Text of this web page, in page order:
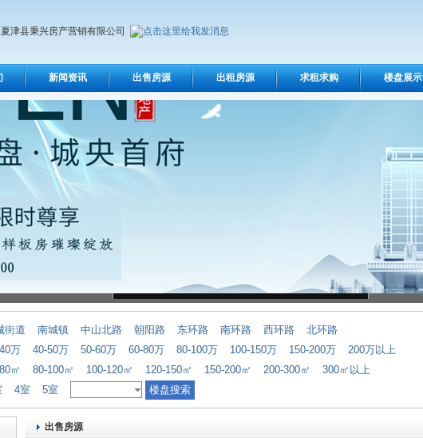
夏津县秉兴房产营销有限公司
新闻资讯 出售房源 出租房源 求租求购 楼盘展示
街道 南城镇 中山北路 朝阳路 东环路 南环路 西环路
北环路
万 40-50万 50-60万 60-80万 80-100万 100-150万 150-200万
200万以上
㎡ 80-100㎡ 100-120㎡ 120-150㎡ 150-200㎡ 200-300㎡
300㎡以上
4室 5室
出售房源